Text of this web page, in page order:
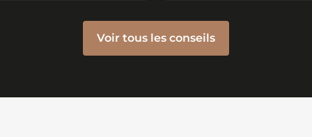
Voir tous les conseils